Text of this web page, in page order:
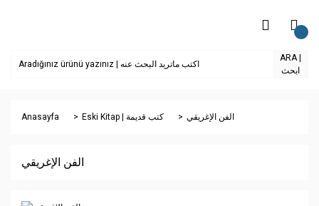
ARA |
ابحث
Anasayfa Eski Kitap | كتب قديمة الفن الإغريقي
الفن الإغريقي